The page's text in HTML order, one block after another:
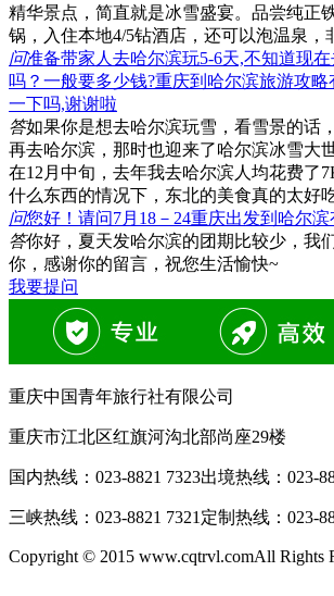
精华景点，简直就是冰雪盛宴。品尝纯正
锅，入住本地4/5钻酒店，还可以泡温泉，
问准备带家人去哈尔滨玩5-6天,不知道现
吗？一般要多少钱?重庆到哈尔滨旅游攻
一下吗,谢谢啦
答如果你是想去哈尔滨玩雪，看雪景的话
再去哈尔滨，那时也迎来了哈尔滨冰雪大
在12月中旬，去年我去哈尔滨人均花费了
什么东西的情况下，东北的美食真的太好
问您好！请问7月18－24重庆出发到哈尔滨
答你好，夏天发哈尔滨的团期比较少，我
你，感谢你的留言，祝您生活愉快~
我要提问
重庆中国青年旅行社有限公司
重庆市江北区红旗河沟北部尚座29楼
国内热线： 023-8821 7323出境热线： 023-
三峡热线： 023-8821 7321 定制热线： 023-
Copyright © 2015 www.cqtrvl.comAll Rights